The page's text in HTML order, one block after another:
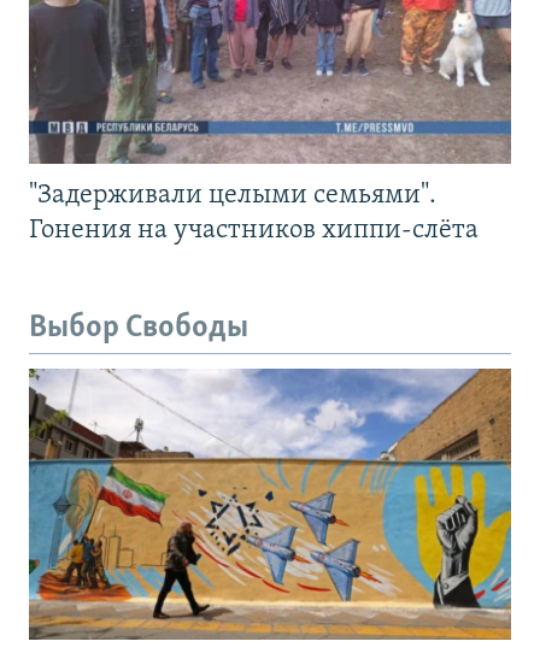
"Задерживали целыми семьями".
Гонения на участников хиппи-слёта
Выбор Свободы